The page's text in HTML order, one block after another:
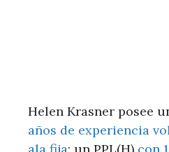
Helen Krasner posee
años de experiencia